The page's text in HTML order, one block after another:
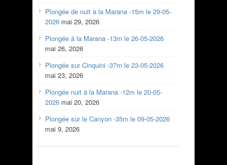
Plongée de nuit à la Marana -15m le 29-05-
2026 mai 29, 2026
Plongée à la Marana -13m le 26-05-2026
mai 26, 2026
Plongée sur Cinquini -37m le 23-05-2026
mai 23, 2026
Plongée nuit à la Marana -12m le 20-05-
2026 mai 20, 2026
Plongée sur le Canyon -35m le 09-05-2026
mai 9, 2026